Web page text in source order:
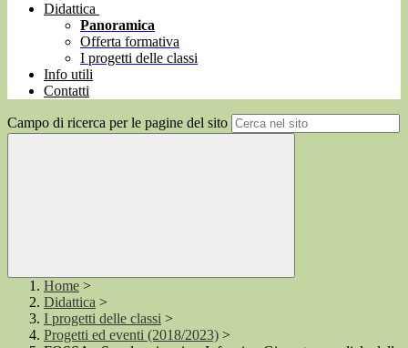
Didattica
Panoramica
Offerta formativa
I progetti delle classi
Info utili
Contatti
Campo di ricerca per le pagine del sito
Home >
Didattica >
I progetti delle classi >
Progetti ed eventi (2018/2023) >